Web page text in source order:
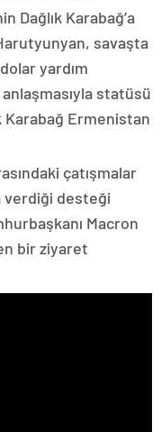
Dağlık Karabağ’a
savaşta
yardım
statüsü
Karabağ Ermenistan
çatışmalar
verdiği desteği
Macron
bir ziyaret